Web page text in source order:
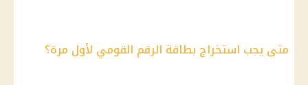
متى يجب استخراج بطاقة الرقم القومي لأول مرة؟